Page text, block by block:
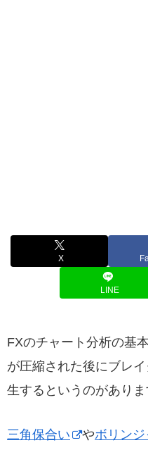
X
LINE
FXのチャート分析の基
が圧縮された後にブレ
生するというのがありま
三角保合い やボリン